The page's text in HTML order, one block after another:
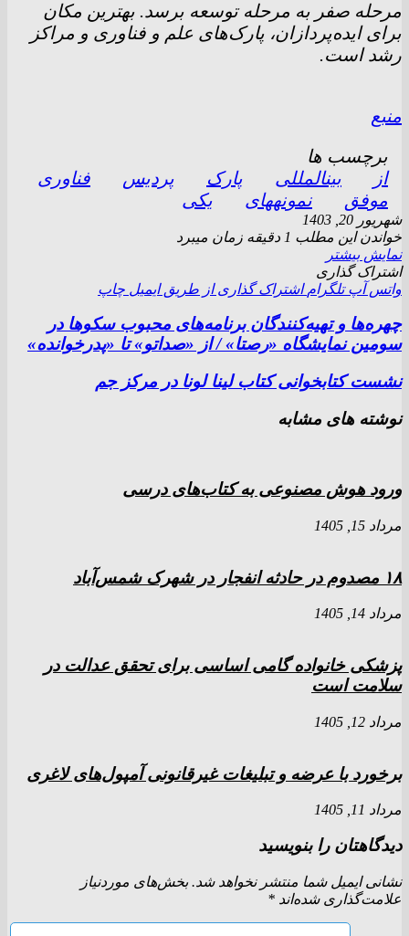
مرحله صفر به مرحله توسعه برسد. بهترین مکان
برای ایده‌پردازان، پارک‌های علم و فناوری و مراکز
رشد است.
منبع
برچسب ها
از
بینالمللی پارک پردیس
فناوری
موفق
نمونههای یکی
شهریور 20, 1403
خواندن این مطلب 1 دقیقه زمان میبرد
نمایش بیشتر
اشتراک گذاری
واتس آپ تلگرام اشتراک گذاری از طریق ایمیل چاپ
چهره‌ها و تهیه‌کنندگان برنامه‌های محبوب سکو‌ها در
سومین نمایشگاه «رصتا» / از «صداتو» تا «پدرخوانده»
نشست کتابخوانی کتاب لینا لونا در مرکز جم
نوشته های مشابه
ورود هوش مصنوعی به کتاب‌های درسی
مرداد 15, 1405
۱۸ مصدوم در حادثه انفجار در شهرک شمس‌آباد
مرداد 14, 1405
پزشکی خانواده گامی اساسی برای تحقق عدالت در
سلامت است
مرداد 12, 1405
برخورد با عرضه و تبلیغات غیرقانونی آمپول‌های لاغری
مرداد 11, 1405
دیدگاهتان را بنویسید
نشانی ایمیل شما منتشر نخواهد شد. بخش‌های موردنیاز
علامت‌گذاری شده‌اند *